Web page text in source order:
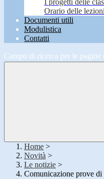
I progetti delle
Orario delle lezioni
Documenti utili
Modulistica
Contatti
Campo di ricerca per le pagine
Home >
Novità >
Le notizie >
Comunicazione prove di